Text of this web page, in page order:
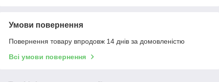
Умови повернення
Повернення товару впродовж 14 днів за домовленістю
Всі умови повернення